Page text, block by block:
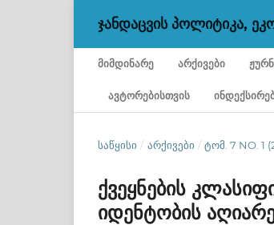
ᲯᲐᲜᲓᲐᲪᲕᲘᲡ ᲞᲝᲚᲘᲢᲘᲙᲐ,
ᲛᲘᲛᲓᲘᲜᲐᲠᲔ ᲐᲠᲥᲘᲕᲔᲑᲘ
ᲐᲕᲢᲝᲠᲔᲑᲘᲡᲗᲕᲘᲡ
ᲡᲐᲬᲧᲘᲡᲘ / ᲐᲠᲥᲘᲕᲔᲑᲘ / ᲢᲝᲛ. 7 NO. 1
ქვეყნების
იდენტობის